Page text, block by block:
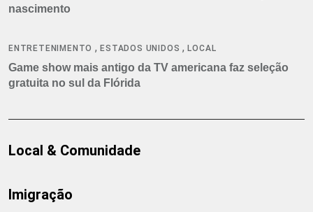
nascimento
ENTRETENIMENTO ,ESTADOS UNIDOS ,LOCAL
Game show mais antigo da TV americana faz seleção
gratuita no sul da Flórida
Local & Comunidade
Imigração